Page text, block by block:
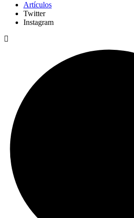
Artículos
Twitter
Instagram